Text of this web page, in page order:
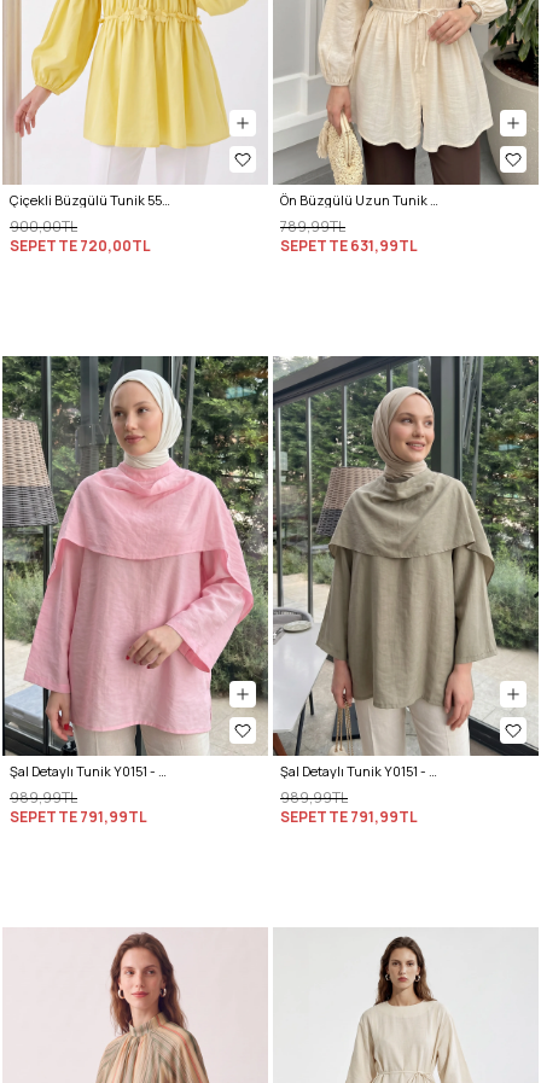
Çiçekli Büzgülü Tunik 5501 - SARI
900,00TL
SEPETTE720,00TL
Ön Büzgülü Uzun Tunik 262338 - BEJ
789,99TL
SEPETTE631,99TL
Şal Detaylı Tunik Y0151 - AÇIK PEMBE
989,99TL
SEPETTE791,99TL
Şal Detaylı Tunik Y0151 - AÇIK HAKİ
989,99TL
SEPETTE791,99TL